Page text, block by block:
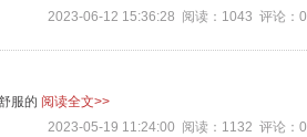
2023-06-12 15:36:28 阅读：1043 评论：0
服的 阅读全文>>
2023-05-19 11:24:00 阅读：1132 评论：0